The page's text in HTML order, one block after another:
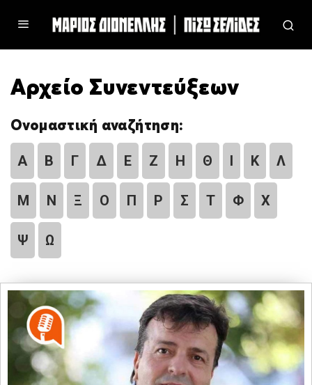
Αρχείο Συνεντεύξεων
Ονομαστική αναζήτηση:
Α Β Γ Δ Ε Ζ Η Θ Ι Κ Λ
Μ Ν Ξ Ο Π Ρ Σ Τ Φ Χ
Ψ Ω